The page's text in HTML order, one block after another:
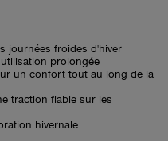
journées froides d'hiver
prolongée
un confort tout au long de la
traction fiable sur les
hivernale